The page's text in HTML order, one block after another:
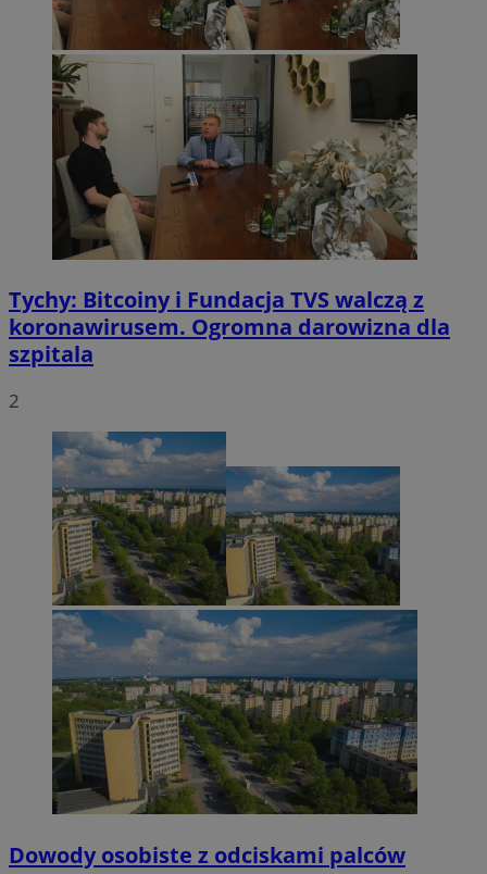
Tychy: Bitcoiny i Fundacja TVS walczą z
koronawirusem. Ogromna darowizna dla
szpitala
2
Dowody osobiste z odciskami palców